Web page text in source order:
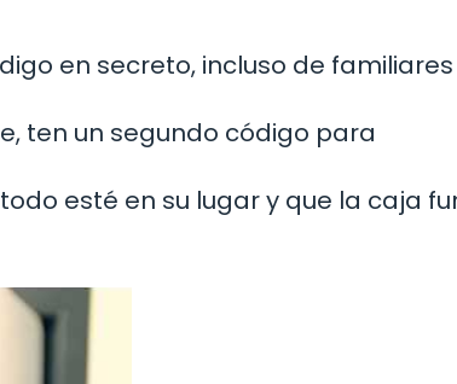
en secreto, incluso de familiares
ten un segundo código para
esté en su lugar y que la caja